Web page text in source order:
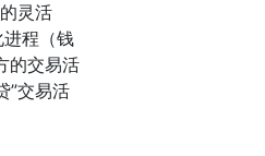
灵活
程（钱
的交易活
”交易活